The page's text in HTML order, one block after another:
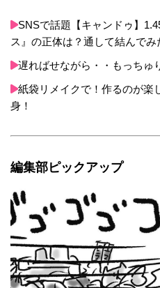
SNSで話題【キャンドゥ】
ス』の正体は？通して結んで
遅ればせながら・・もっちゅ
紙袋リメイクで！作るのが楽
身！
編集部ピックアップ